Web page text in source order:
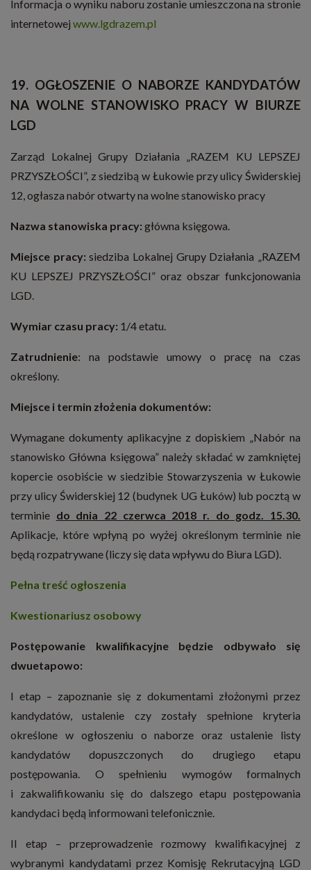
Informacja o wyniku naboru zostanie umieszczona na stronie
internetowej www.lgdrazem.pl
19. OGŁOSZENIE O NABORZE KANDYDATÓW
NA WOLNE STANOWISKO PRACY W BIURZE
LGD
Zarząd Lokalnej Grupy Działania „RAZEM KU LEPSZEJ
PRZYSZŁOŚCI”, z siedzibą w Łukowie przy ulicy Świderskiej
12, ogłasza nabór otwarty na wolne stanowisko pracy
Nazwa stanowiska pracy: główna księgowa.
Miejsce pracy: siedziba Lokalnej Grupy Działania „RAZEM
KU LEPSZEJ PRZYSZŁOŚCI” oraz obszar funkcjonowania
LGD.
Wymiar czasu pracy: 1/4 etatu.
Zatrudnienie: na podstawie umowy o pracę na czas
określony.
Miejsce i termin złożenia dokumentów:
Wymagane dokumenty aplikacyjne z dopiskiem „Nabór na
stanowisko Główna księgowa” należy składać w zamkniętej
kopercie osobiście w siedzibie Stowarzyszenia w Łukowie
przy ulicy Świderskiej 12 (budynek UG Łuków) lub pocztą w
terminie do dnia 22 czerwca 2018 r. do godz. 15.30.
Aplikacje, które wpłyną po wyżej określonym terminie nie
będą rozpatrywane (liczy się data wpływu do Biura LGD).
Pełna treść ogłoszenia
Kwestionariusz osobowy
Postępowanie kwalifikacyjne będzie odbywało się
dwuetapowo:
I etap – zapoznanie się z dokumentami złożonymi przez
kandydatów, ustalenie czy zostały spełnione kryteria
określone w ogłoszeniu o naborze oraz ustalenie listy
kandydatów dopuszczonych do drugiego etapu
postępowania. O spełnieniu wymogów formalnych
i zakwalifikowaniu się do dalszego etapu postępowania
kandydaci będą informowani telefonicznie.
II etap – przeprowadzenie rozmowy kwalifikacyjnej z
wybranymi kandydatami przez Komisję Rekrutacyjną LGD